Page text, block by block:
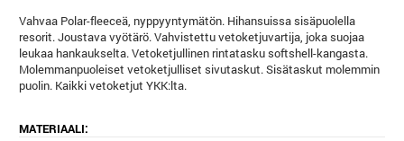
Vahvaa Polar-fleeceä, nyppyyntymätön. Hihansuissa sisäpuolella
resorit. Joustava vyötärö. Vahvistettu vetoketjuvartija, joka suojaa
leukaa hankaukselta. Vetoketjullinen rintatasku softshell-kangasta.
Molemmanpuoleiset vetoketjulliset sivutaskut. Sisätaskut molemmin
puolin. Kaikki vetoketjut YKK:lta.
MATERIAALI: